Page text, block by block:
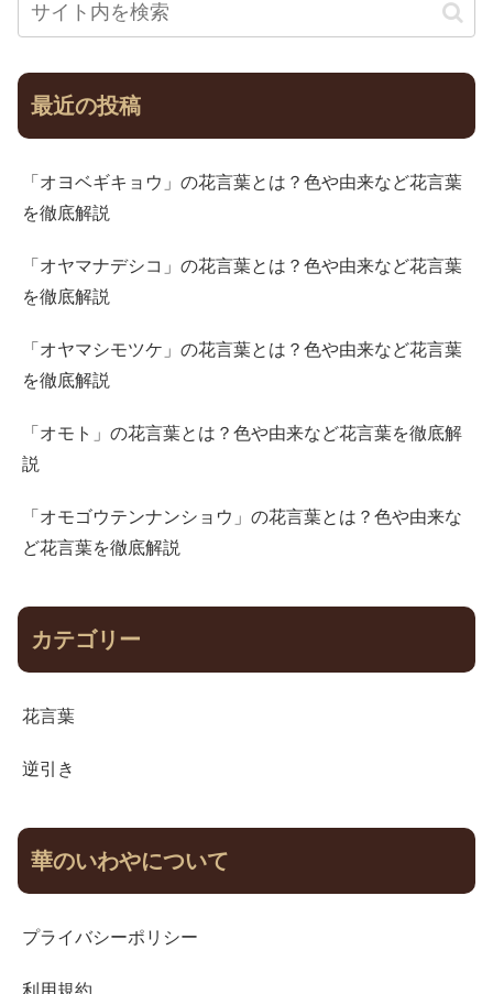
最近の投稿
「オヨベギキョウ」の花言葉とは？色や由来など花言葉
を徹底解説
「オヤマナデシコ」の花言葉とは？色や由来など花言葉
を徹底解説
「オヤマシモツケ」の花言葉とは？色や由来など花言葉
を徹底解説
「オモト」の花言葉とは？色や由来など花言葉を徹底解
説
「オモゴウテンナンショウ」の花言葉とは？色や由来な
ど花言葉を徹底解説
カテゴリー
花言葉
逆引き
華のいわやについて
プライバシーポリシー
利用規約